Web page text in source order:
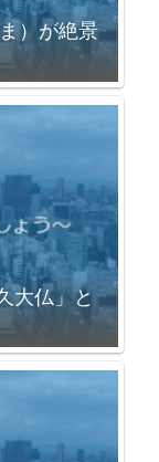
）が絶景
大仏」と